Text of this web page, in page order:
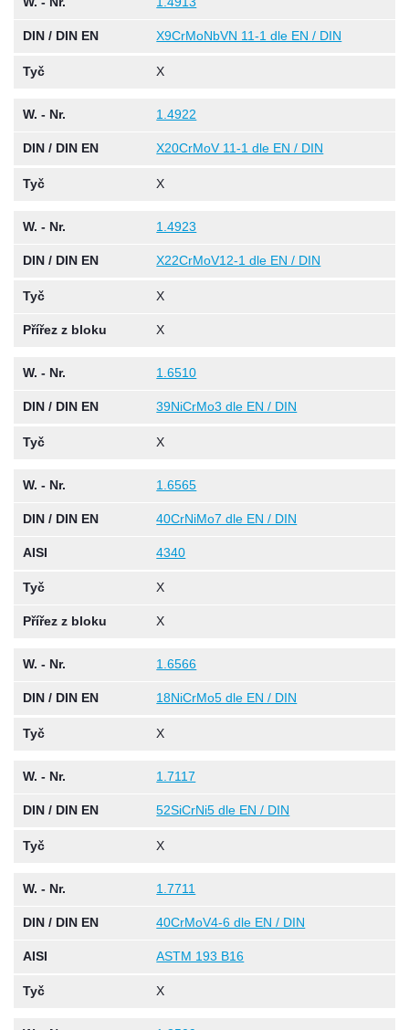
DIN / DIN EN X9CrMoNbVN 11-1 dle EN / DIN
Tyč X
W. - Nr. 1.4922
DIN / DIN EN X20CrMoV 11-1 dle EN / DIN
Tyč X
W. - Nr. 1.4923
DIN / DIN EN X22CrMoV12-1 dle EN / DIN
Tyč X
Přířez z bloku X
W. - Nr. 1.6510
DIN / DIN EN 39NiCrMo3 dle EN / DIN
Tyč X
W. - Nr. 1.6565
DIN / DIN EN 40CrNiMo7 dle EN / DIN
AISI 4340
Tyč X
Přířez z bloku X
W. - Nr. 1.6566
DIN / DIN EN 18NiCrMo5 dle EN / DIN
Tyč X
W. - Nr. 1.7117
DIN / DIN EN 52SiCrNi5 dle EN / DIN
Tyč X
W. - Nr. 1.7711
DIN / DIN EN 40CrMoV4-6 dle EN / DIN
AISI ASTM 193 B16
Tyč X